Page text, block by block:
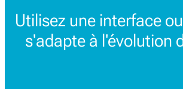
Utilisez une interface
s'adapte à l'évolution